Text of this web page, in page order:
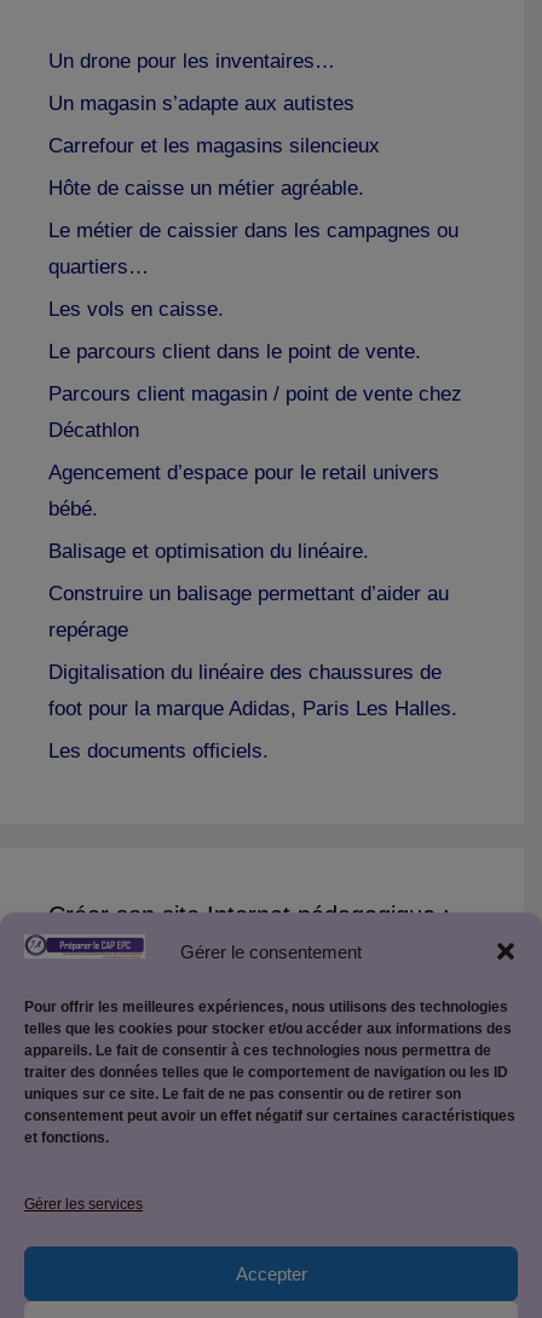
Gérer le consentement
Pour offrir les meilleures expériences, nous utilisons des technologies
telles que les cookies pour stocker et/ou accéder aux informations des
appareils. Le fait de consentir à ces technologies nous permettra de
traiter des données telles que le comportement de navigation ou les ID
uniques sur ce site. Le fait de ne pas consentir ou de retirer son
consentement peut avoir un effet négatif sur certaines caractéristiques
et fonctions.
Gérer les services
Accepter
Un drone pour les inventaires…
Un magasin s’adapte aux autistes
Carrefour et les magasins silencieux
Hôte de caisse un métier agréable.
Le métier de caissier dans les campagnes ou
quartiers…
Les vols en caisse.
Le parcours client dans le point de vente.
Parcours client magasin / point de vente chez
Décathlon
Agencement d’espace pour le retail univers
bébé.
Balisage et optimisation du linéaire.
Construire un balisage permettant d’aider au
repérage
Digitalisation du linéaire des chaussures de
foot pour la marque Adidas, Paris Les Halles.
Les documents officiels.
Créer son site Internet pédagogique :
Politique de confidentialité